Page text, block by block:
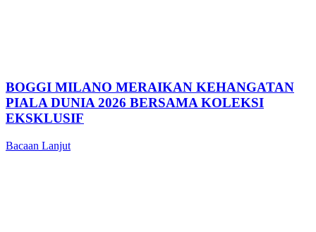
BOGGI MILANO MERAIKAN KEHANGATAN
PIALA DUNIA 2026 BERSAMA KOLEKSI
EKSKLUSIF
Bacaan Lanjut